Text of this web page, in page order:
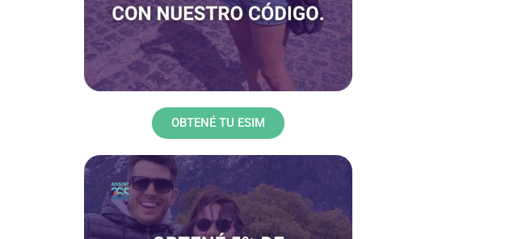
OBTENÉ TU ESIM